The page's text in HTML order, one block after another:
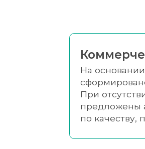
На
При
предложены
по